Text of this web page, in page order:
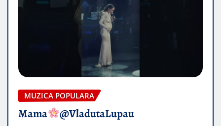
MUZICA POPULARA
Mama @VladutaLupau